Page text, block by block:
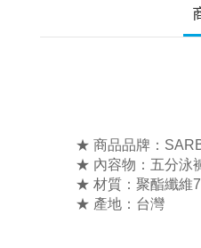
★ 商品品牌：
★ 內容物：五分泳
★ 材質： 聚酯纖維
★ 產地：台灣